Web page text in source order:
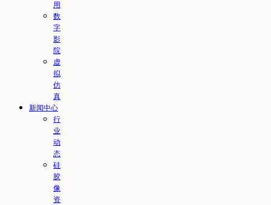
用
数
字
影
院
虚
拟
仿
真
新闻中心
行
业
动
态
硅
胶
像
资